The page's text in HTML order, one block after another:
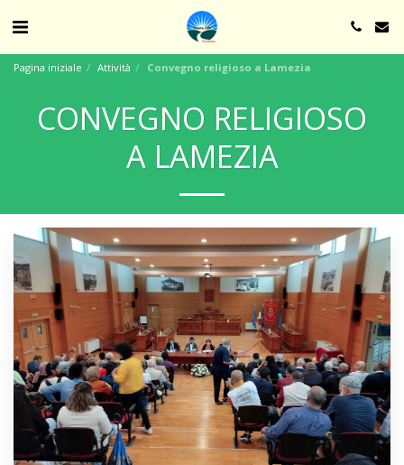
Pagina iniziale Attività Convegno religioso a Lamezia
CONVEGNO RELIGIOSO
A LAMEZIA